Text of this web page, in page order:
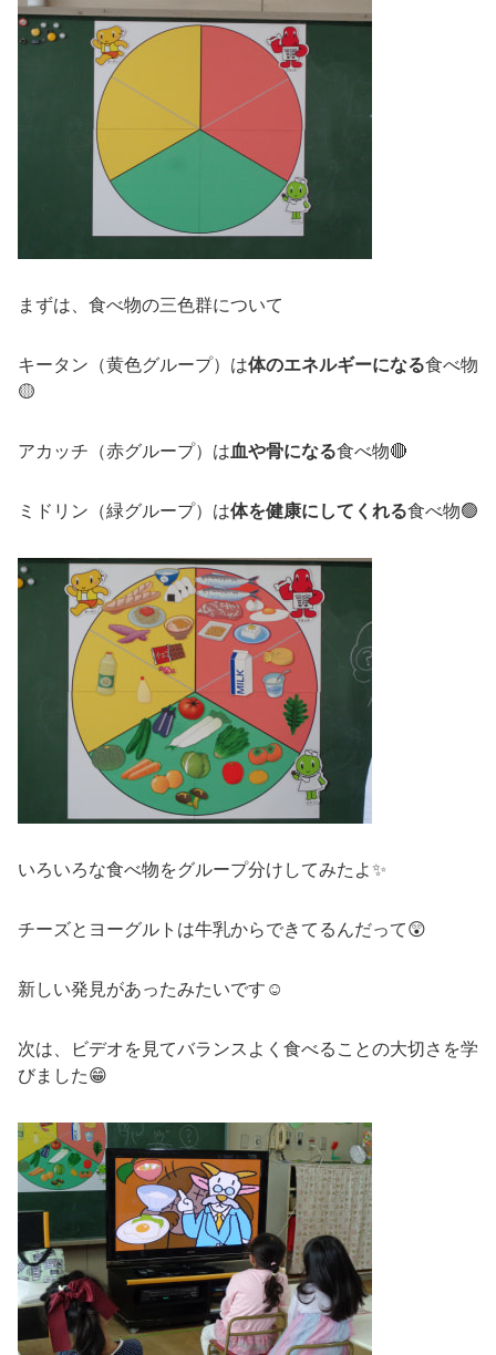
まずは、食べ物の三色群について
キータン（黄色グループ）は体のエネルギーになる食べ物
🟡
アカッチ（赤グループ）は血や骨になる食べ物🔴
ミドリン（緑グループ）は体を健康にしてくれる食べ物🟢
いろいろな食べ物をグループ分けしてみたよ✨
チーズとヨーグルトは牛乳からできてるんだって😲
新しい発見があったみたいです☺️
次は、ビデオを見てバランスよく食べることの大切さを学
びました😁